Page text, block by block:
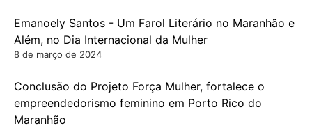
Emanoely Santos - Um Farol Literário no Maranhão e
Além, no Dia Internacional da Mulher
8 de março de 2024
Conclusão do Projeto Força Mulher, fortalece o
empreendedorismo feminino em Porto Rico do
Maranhão